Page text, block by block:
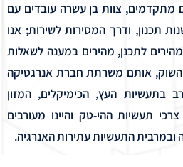
מתקדמים, צוות בן עשרה עובדים עם
תכנון, ודרך המסירות לשירות; אנו
לתכנן, מהירים במענה לשאלות
השוק, אותם משרתת חברת אנרגטיקה
בתעשיות העץ, הכימיקלים, המזון
תעשיות ההי-טק והיינו מעורבים
התעשיות עתירות האנרגיה.